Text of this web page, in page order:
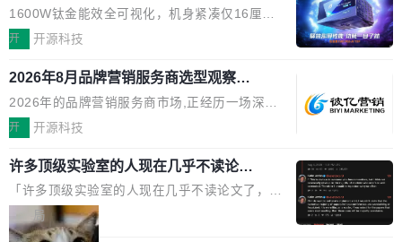
现有产品的天花板 我用过不少 AI 浏览器插件。
刚开始觉得都挺好——选中一段文字，弹出解
要。但用久了你会发现，它们本质上都是同一类
东西：一个带网页上下文的聊天框。 它们能读取
页面的文本，然后把文本丢给大模型，再返回一
段回答。仅此而已。 这当然有用，但总觉得差点
意思。比如我在一个后台管理系统里，需要填50
个表单字段，每个字段还有联动逻辑；比如我
想...
源：为发烧级主机与本地AI算力打造旗
舰供电方案
1600W钛金能效全可视化，机身紧凑仅16厘米
继2026台北电脑展首度亮相后，技嘉科技近日正
电源专为发烧级DIY主机与本地AI算力平台打
造，整机长度仅16厘米，提供1600W额定功率
与80PLUS钛金能效；支持ATX 3.1与PCIe 5.1
规范，结合服务器级元件、完善供电线材与内置
实时LCD监控屏，可充分满足当下高阶PC主机
的严苛使用需求。 澎湃功率，紧凑机身 钛金雕1
600PG5 AI TOP具备强悍输出功率，同时实现
机身尺寸大幅精简。整机长度仅16厘米，属于同
开 开源科技
2026年8月品牌营销服务商选型观察：
从流量思维到品牌资产思维的范式转移
2026年的品牌营销服务商市场,正经历一场深刻
的价值重构。全球全案品牌代理机构市场从2025
复合增长率达5.44%,预计2032年将突破120亿美
元。数字广告与公共关系相关服务市场更是从20
25年的8463亿美元扩张至2026年的8763亿美
元。数字的背后是一个清晰的事实——品牌对专
开 开源科技
许多顶级实验室的人现在几乎不读论文
了
「许多顶级实验室的人现在几乎不读论文了，而
且他们认为 ICLR/ICML/NeurIPS 充斥着大量过
度宣传和欺诈。」 OpenAI 研究员 Keller Jorda
局